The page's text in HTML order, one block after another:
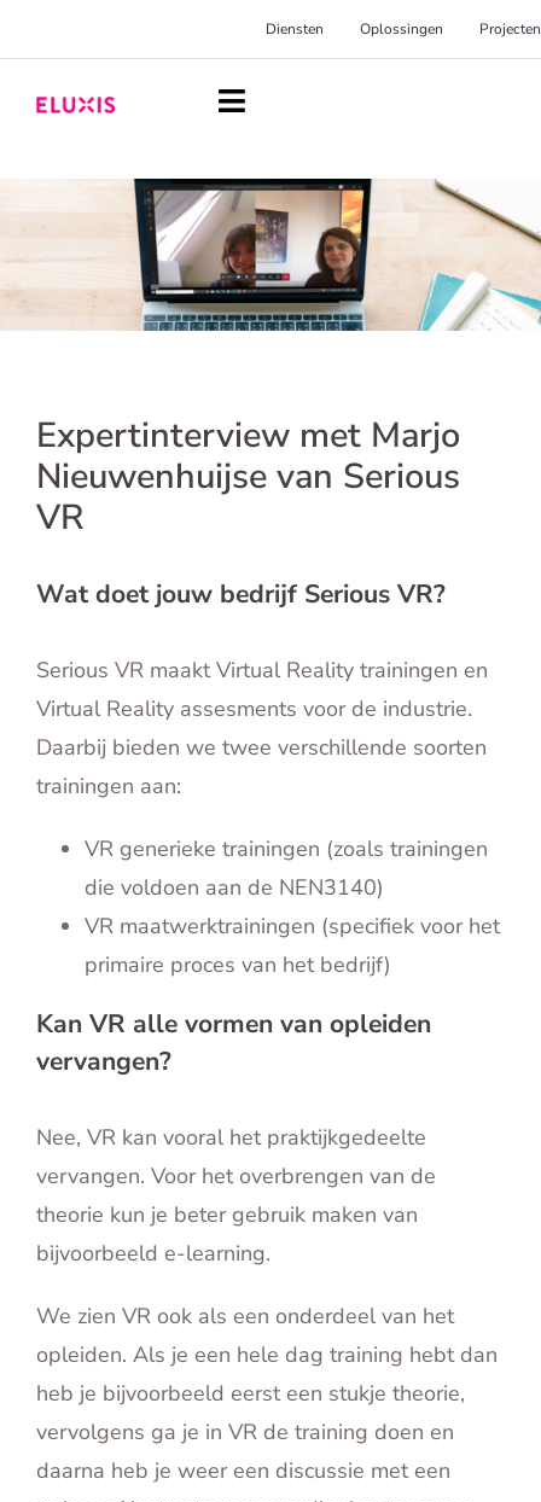
naar
inhoud
Diensten Oplossingen Projecten
Toggle
Homepage
Diensten
Oplossingen
Inspiratie
Expertinterview met Marjo
Nieuwenhuijse van Serious
VR
Wat doet jouw bedrijf Serious VR?
Serious VR maakt Virtual Reality trainingen en
Virtual Reality assesments voor de industrie.
Daarbij bieden we twee verschillende soorten
trainingen aan:
VR generieke trainingen (zoals trainingen
die voldoen aan de NEN3140)
VR maatwerktrainingen (specifiek voor het
primaire proces van het bedrijf)
Kan VR alle vormen van opleiden
vervangen?
Nee, VR kan vooral het praktijkgedeelte
vervangen. Voor het overbrengen van de
theorie kun je beter gebruik maken van
bijvoorbeeld e-learning.
We zien VR ook als een onderdeel van het
opleiden. Als je een hele dag training hebt dan
heb je bijvoorbeeld eerst een stukje theorie,
vervolgens ga je in VR de training doen en
daarna heb je weer een discussie met een